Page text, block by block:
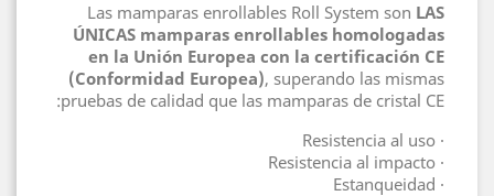
Las mamparas enrollables Roll System son LAS
ÚNICAS mamparas enrollables homologadas
en la Unión Europea con la certificación CE
(Conformidad Europea), superando las mismas
pruebas de calidad que las mamparas de cristal CE:
· Resistencia al uso
· Resistencia al impacto
· Estanqueidad